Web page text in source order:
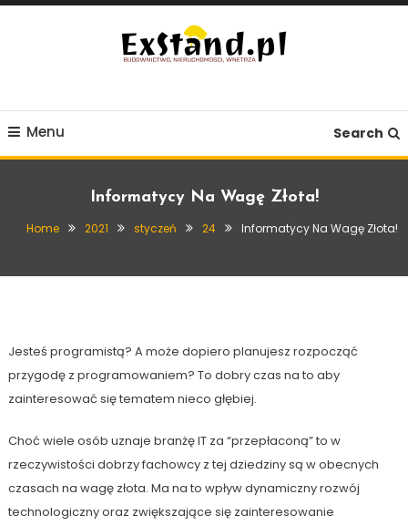
Skip
Menu Search
Informatycy Na Wagę Złota!
Home 2021 styczeń 24 Informatycy Na Wagę Złota!
Inne
Jesteś programistą? A może dopiero planujesz rozpocząć
przygodę z programowaniem? To dobry czas na to aby
zainteresować się tematem nieco głębiej.
Choć wiele osób uznaje branżę IT za “przepłaconą” to w
rzeczywistości dobrzy fachowcy z tej dziedziny są w obecnych
czasach na wagę złota. Ma na to wpływ dynamiczny rozwój
technologiczny oraz zwiększające się zainteresowanie